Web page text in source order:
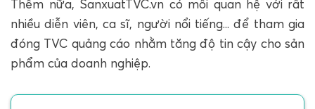
Thêm nữa, SanxuatTVC.vn có mối quan hệ với rất
nhiều diễn viên, ca sĩ, người nổi tiếng... để tham gia
đóng TVC quảng cáo nhằm tăng độ tin cậy cho sản
phẩm của doanh nghiệp.